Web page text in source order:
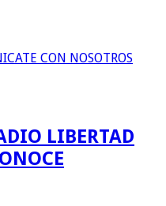
CON NOSOTROS
LIBERTAD